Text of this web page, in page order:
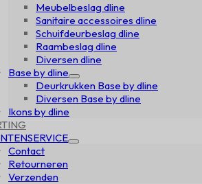
Meubelbeslag dline
Sanitaire accessoires dline
Schuifdeurbeslag dline
Raambeslag dline
Diversen dline
Base by dline
Deurkrukken Base by dline
Diversen Base by dline
Ikons by dline
Contact
Retourneren
Verzenden